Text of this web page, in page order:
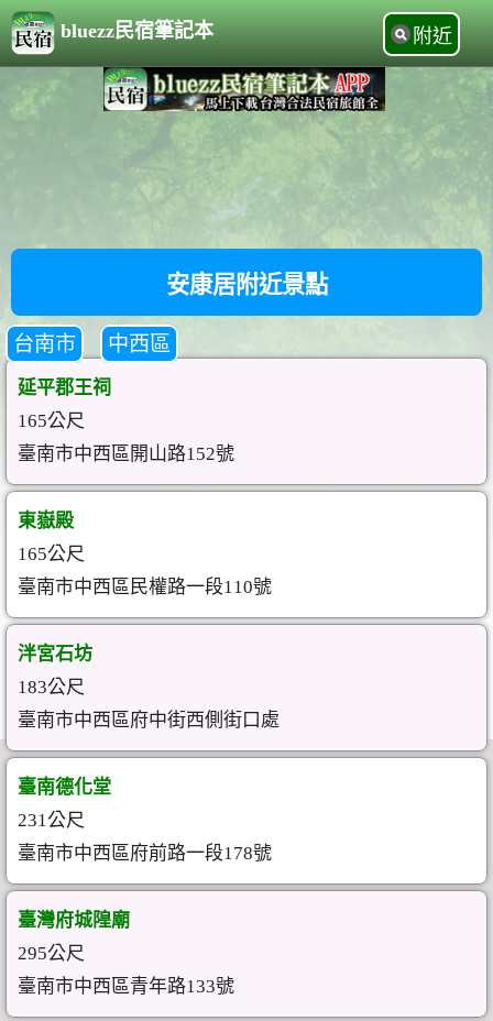
bluezz民宿筆記本 附近
安康居附近景點
台南市 中西區
延平郡王祠
165公尺
臺南市中西區開山路152號
東嶽殿
165公尺
臺南市中西區民權路一段110號
泮宮石坊
183公尺
臺南市中西區府中街西側街口處
臺南德化堂
231公尺
臺南市中西區府前路一段178號
臺灣府城隍廟
295公尺
臺南市中西區青年路133號